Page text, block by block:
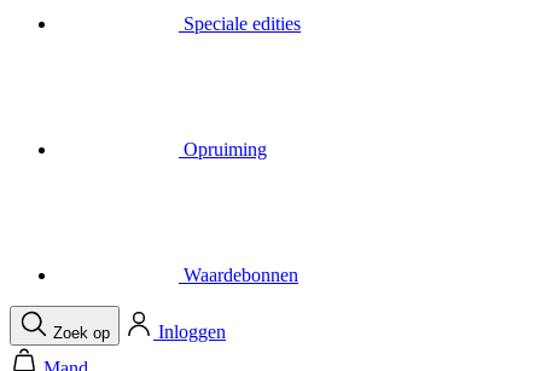
Je mandje is leeg
Menu Sluit
Bel
Zoek op